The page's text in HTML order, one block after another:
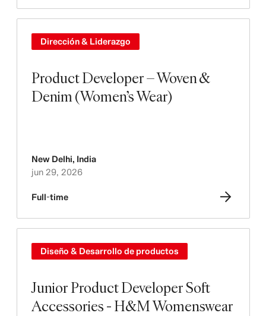
Product Developer – Woven &
Denim (Women’s Wear)
Dirección & Liderazgo
New Delhi, India
jun 29, 2026
Full-time
Junior Product Developer Soft
Accessories - H&M Womenswear
Diseño & Desarrollo de productos